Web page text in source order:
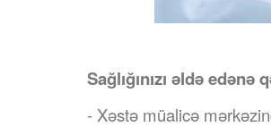
Sağlığınızı əldəedənəq
- Xəstə müalicə